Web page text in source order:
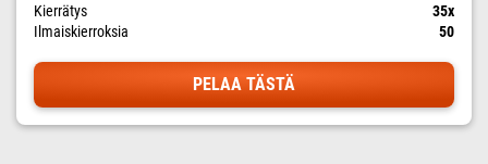
Kierrätys
35x
Ilmaiskierroksia
50
PELAA TÄSTÄ